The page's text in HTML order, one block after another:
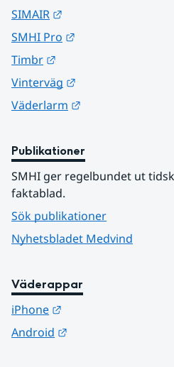
SIMAIR
SMHI Pro
Timbr
Vinterväg
Väderlarm
Publikationer
SMHI ger regelbundet ut
faktablad.
Sök publikationer
Nyhetsbladet Medvind
Väderappar
iPhone
Android